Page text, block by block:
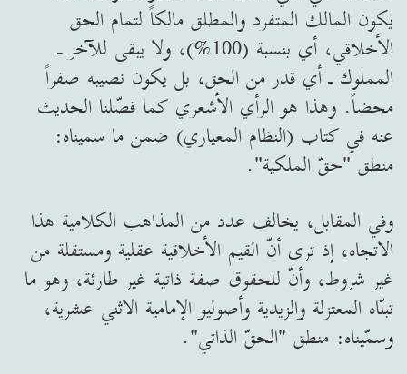
يكون المالك المتفرد والمطلق مالكاً لتمام الحق
الأخلاقي، أي بنسبة (100%)، ولا يبقى للآخر ـ
المملوك ـ أي قدر من الحق، بل يكون نصيبه صفراً
محضاً. وهذا هو الرأي الأشعري كما فصّلنا الحديث
عنه في كتاب (النظام المعياري) ضمن ما سميناه:
منطق "حقّ الملكية".
وفي المقابل، يخالف عدد من المذاهب الكلامية هذا
الاتجاه، إذ ترى أنّ القيم الأخلاقية عقلية ومستقلة من
غير شروط، وأنّ للحقوق صفة ذاتية غير طارئة، وهو ما
تبنّاه المعتزلة والزيدية وأصوليو الإمامية الاثني عشرية،
وسمّيناه: منطق "الحقّ الذاتي".